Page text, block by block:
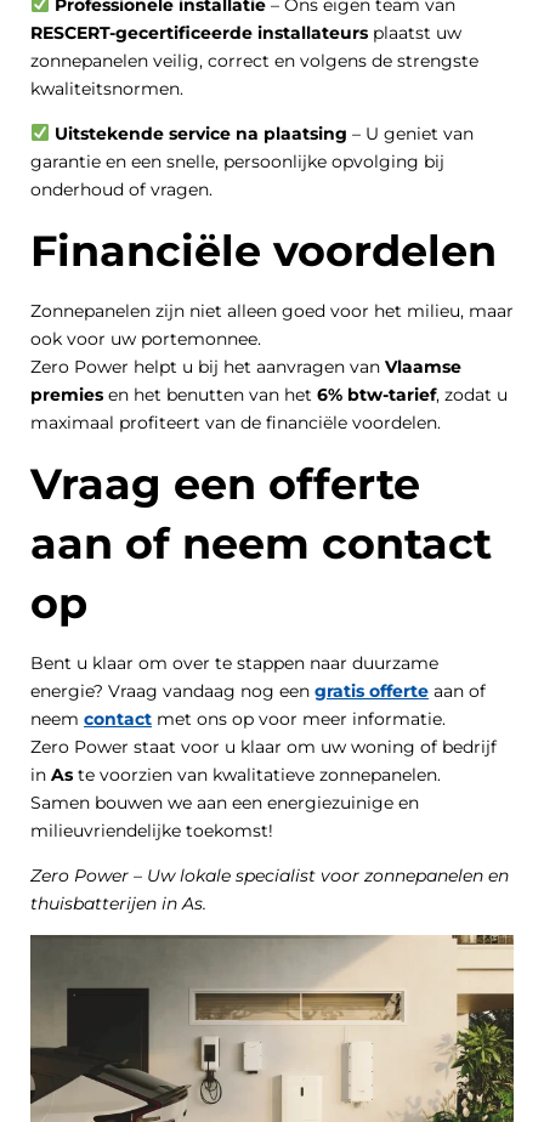
Professionele installatie– Ons eigen team van
RESCERT-gecertificeerde installateurs plaatst uw
zonnepanelen veilig, correct en volgens de strengste
kwaliteitsnormen.
Uitstekende service na plaatsing – U geniet van
garantie en een snelle, persoonlijke opvolging bij
onderhoud of vragen.
Financiële voordelen
Zonnepanelen zijn niet alleen goed voor het milieu, maar
ook voor uw portemonnee.
Zero Power helpt u bij het aanvragen van Vlaamse
premies en het benutten van het 6% btw-tarief, zodat u
maximaal profiteert van de financiële voordelen.
Vraag een offerte
aan of neem contact
op
Bent u klaar om over te stappen naar duurzame
energie? Vraag vandaag nog een gratis offerte aan of
neem contact met ons op voor meer informatie.
Zero Power staat voor u klaar om uw woning of bedrijf
in As te voorzien van kwalitatieve zonnepanelen.
Samen bouwen we aan een energiezuinige en
milieuvriendelijke toekomst!
Zero Power – Uw lokale specialist voor zonnepanelen en
thuisbatterijen in As.